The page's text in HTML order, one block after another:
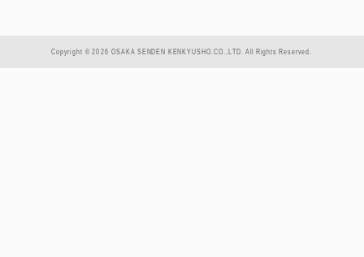
Copyright © 2026 OSAKA SENDEN KENKYUSHO.CO.,LTD. All Rights Reserved.